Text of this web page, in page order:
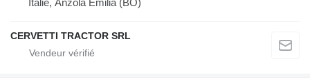
Italie, Anzola Emilia (BO)
CERVETTI TRACTOR SRL